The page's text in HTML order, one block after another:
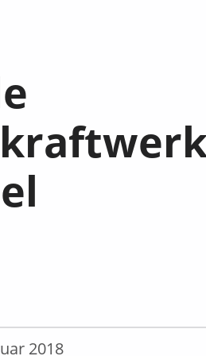
2018